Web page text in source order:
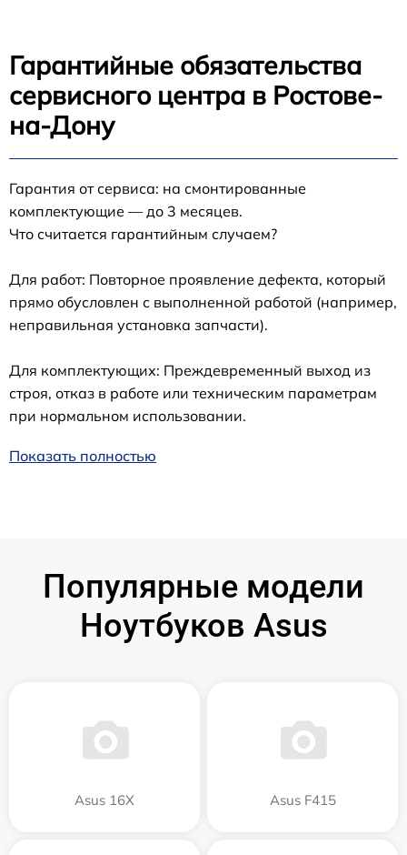
Гарантийные обязательства
сервисного центра в Ростове-
на-Дону
Гарантия от сервиса: на смонтированные
комплектующие — до 3 месяцев.
Что считается гарантийным случаем?
Для работ: Повторное проявление дефекта, который
прямо обусловлен с выполненной работой (например,
неправильная установка запчасти).
Для комплектующих: Преждевременный выход из
строя, отказ в работе или техническим параметрам
при нормальном использовании.
Показать полностью
Популярные модели
Ноутбуков Asus
Asus 16X Asus F415